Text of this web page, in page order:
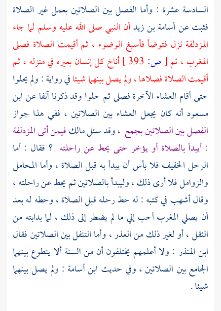
السادسة عشرة : وأما الفصل بين الصلاتين بعمل غير الصلاة
فثبت عنأسامة بن زيدأن النبي صلى الله عليه وسلم لما جاء
المزدلفة نزل فتوضأ فأسبغ الوضوء ، ثم أقيمت الصلاة فصلى
المغرب ، ثم[ص:
أناخ كل إنسان بعيره في منزله ، ثم
أقيمت الصلاة فصلاها ، ولم يصل بينهما شيئافي رواية : ولم يحلوا
حتى أقام العشاء الآخرة فصلى ثم حلوا وقد ذكرنا آنفا عنابن
مسعودأنه كان يجعل العشاء بين الصلاتين ، ففي هذا جواز
الفصل بين الصلاتينبجمع ، وقد سئلمالكفيمن أتىالمزدلفة
: أيبدأ بالصلاة أو يؤخر حتى يحط عن راحلته ؟ فقال : أما
الرحل الخفيف فلا بأس أن يبدأ به قبل الصلاة ، وأما المحامل
والزوامل فلا أرى ذلك ، وليبدأ بالصلاتين ثم يحط عن راحلته ،
وقالأشهب في كتبه : له حط رحله قبل الصلاة ، وحطه له بعد
أن يصلي المغرب أحب إلي ما لم يضطر إلى ذلك ، لما بدابته من
الثقل ، أو لغير ذلك من العذر ، وأما التنفل بين الصلاتين فقال
ابن المنذر : ولا أعلمهم يختلفون أن من السنة ألا يتطوع بينهما
الجامع بين الصلاتين ، وفي حديث ابن أسامة : ولم يصل بينهما
شيئا .